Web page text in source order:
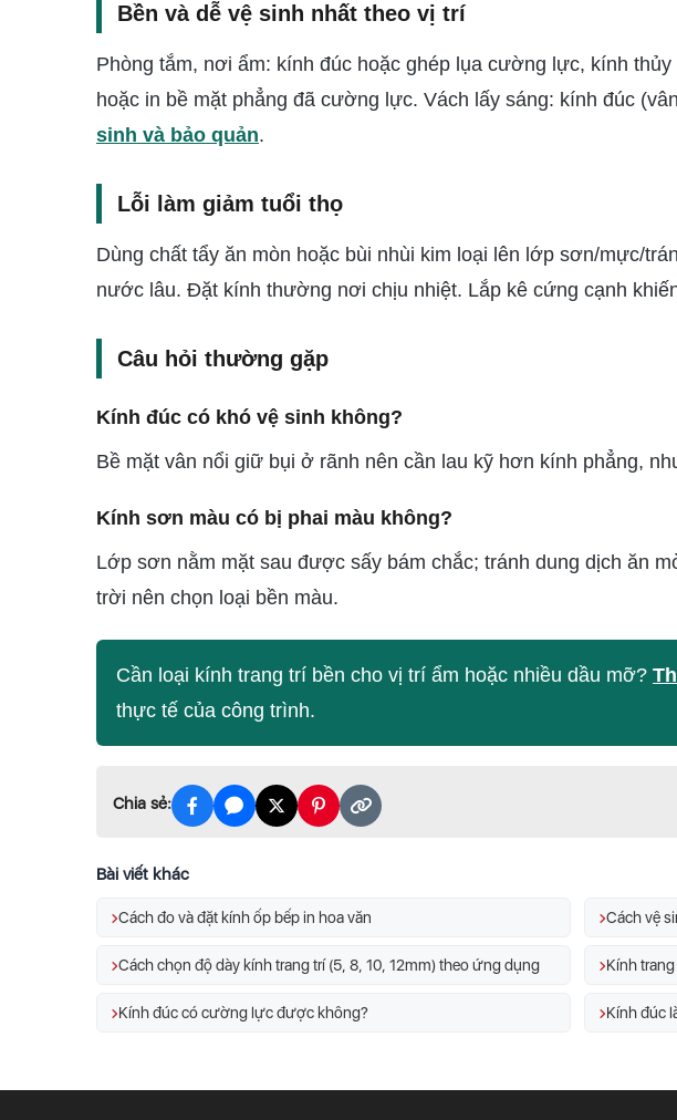
Bền và dễ vệ sinh nhất theo vị trí
Phòng tắm, nơi ẩm: kính đúc hoặc ghép lụa cường lực, kính
hoặc in bề mặt phẳng đã cường lực. Vách lấy sáng: kính đúc
sinh và bảo quản.
Lỗi làm giảm tuổi thọ
Dùng chất tẩy ăn mòn hoặc bùi nhùi kim loại lên lớp sơn/mực/
nước lâu. Đặt kính thường nơi chịu nhiệt. Lắp kê cứng cạnh
Câu hỏi thường gặp
Kính đúc có khó vệ sinh không?
Bề mặt vân nổi giữ bụi ở rãnh nên cần lau kỹ hơn kính phẳng,
Kính sơn màu có bị phai màu không?
Lớp sơn nằm mặt sau được sấy bám chắc; tránh dung dịch ăn
trời nên chọn loại bền màu.
Cần loại kính trang trí bền cho vị trí ẩm hoặc nhiều dầu mỡ?
thực tế của công trình.
Chia sẻ:
Bài viết khác
Cách đo và đặt kính ốp bếp in hoa văn Cách vệ
Cách chọn độ dày kính trang trí (5, 8, 10, 12mm) theo ứng dụng
Kính đúc có cường lực được không? Kính đúc